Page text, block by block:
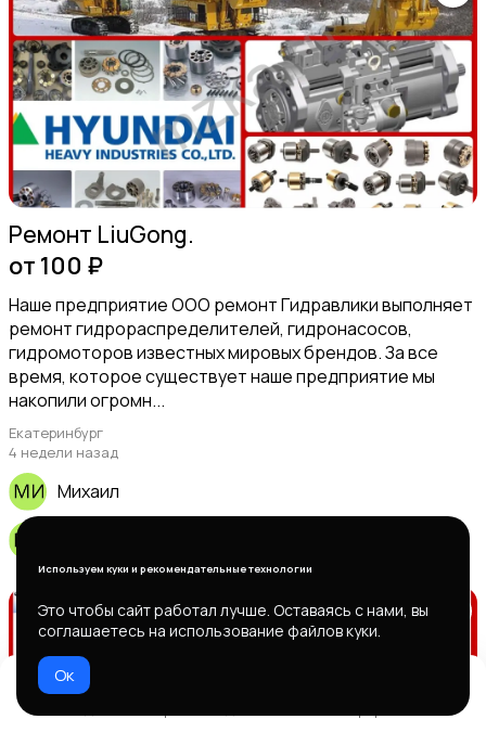
Ремонт LiuGong.
от 100 ₽
Наше предприятие ООО ремонт Гидравлики выполняет
ремонт гидрораспределителей, гидронасосов,
гидромоторов известных мировых брендов. За все
время, которое существует наше предприятие мы
накопили огромн...
Екатеринбург
4 недели назад
Михаил
Используем куки и рекомендательные технологии
Это чтобы сайт работал лучше. Оставаясь с нами, вы
соглашаетесь на использование файлов куки.
Ок